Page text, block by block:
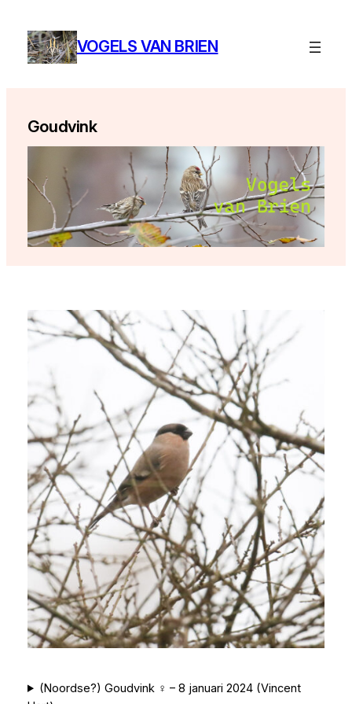
naar
inhoud
VOGELS VAN BRIEN
Goudvink
(Noordse?) Goudvink ♀ – 8 januari 2024 (Vincent